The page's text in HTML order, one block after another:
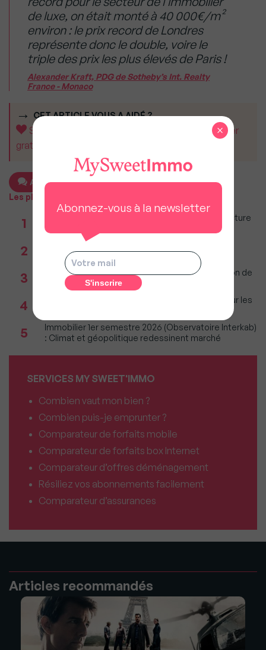
de luxe, on était monté à 40 000€/m²
environ : le prix record de Londres
représente donc le double, voire le
triple des prix les plus élevés de Paris !
Alexander Kraft, PDG de Sotheby’s Int. Realty
France - Monaco
CET ARTICLE VOUS A AIDÉ ?
Soutenez MySweetImmo et aidez-nous à rester
gratuit pour tous.
Ajouter un commentaire
Les plus populaires
1
Taxe foncière 2026 : Ces grandes villes où la facture
restera parmi les plus lourdes
2
millions d'euros de chiffre d'affaires
3
Incendies : Quels sont vos droits si votre location de
vacances est annulée ?
4
Immobilier : Ce que l’AI Act change vraiment pour les
5
Immobilier 1er semestre 2026 (Observatoire Interkab)
: Climat et géopolitique redessinent marché
SERVICES MY SWEET'IMMO
Combien vaut mon bien ?
Combien puis-je emprunter ?
Comparateur de forfaits mobile
Comparateur de forfaits box Internet
Comparateur d’offres déménagement
Résiliez vos abonnements facilement
Comparateur d’assurances
Articles recommandés
Abonnez-vous à la newsletter
×